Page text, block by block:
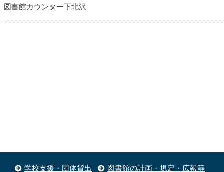
図書館カウンター下北沢
学校支援・団体貸出 図書館の計画・規定・広報等